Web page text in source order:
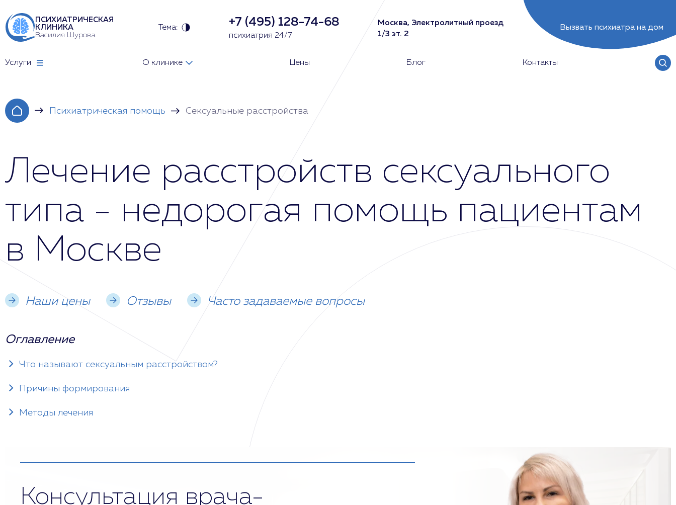
ПСИХИАТРИЧЕСКАЯ
КЛИНИКА
Василия Шурова
Тема: +7 (495) 128-74-68
психиатрия 24/7
Москва, Электролитный проезд
1/3 эт. 2
Вызвать психиатра на дом
Услуги О клинике Цены Блог Контакты
Психиатрическая помощь Сексуальные расстройства
Лечение расстройств сексуального
типа - недорогая помощь пациентам
в Москве
Наши цены Отзывы Часто задаваемые вопросы
Оглавление
Что называют сексуальным расстройством?
Причины формирования
Методы лечения
Консультация врача-